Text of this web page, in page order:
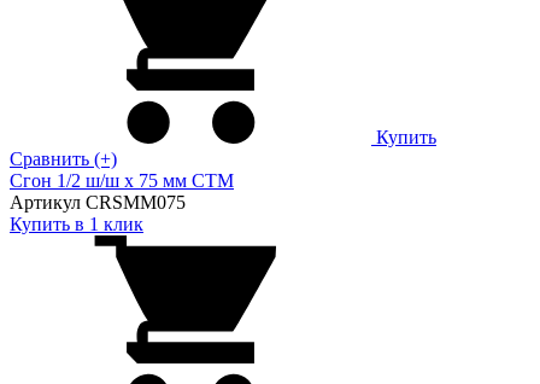
Купить
Сравнить (+)
Сгон 1/2 ш/ш х 75 мм CTM
Артикул CRSMM075
Купить в 1 клик